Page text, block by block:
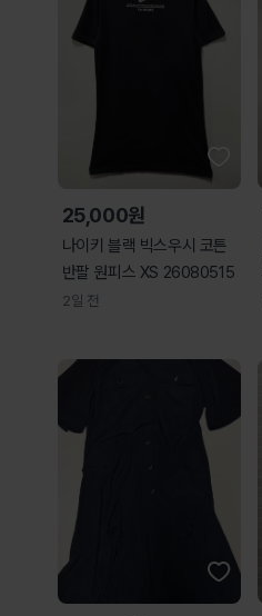
25,000원
나이키 블랙 빅스우시 코튼
반팔 원피스 XS 26080515
2일 전